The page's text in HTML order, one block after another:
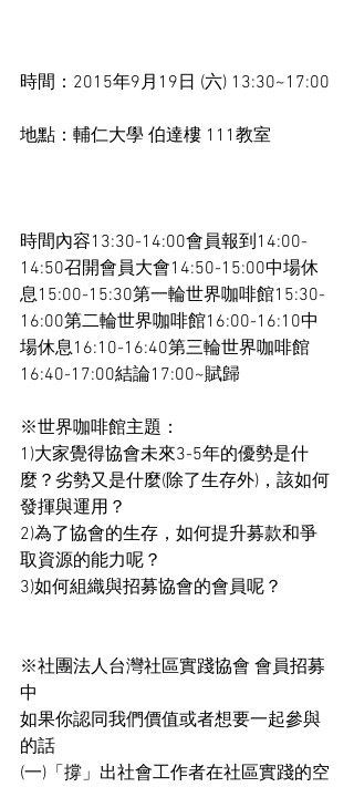
時間：2015年9月19日 (六) 13:30~17:00
地點：輔仁大學 伯達樓 111教室
時間內容13:30-14:00會員報到14:00-
14:50召開會員大會14:50-15:00中場休
息15:00-15:30第一輪世界咖啡館15:30-
16:00第二輪世界咖啡館16:00-16:10中
場休息16:10-16:40第三輪世界咖啡館
16:40-17:00結論17:00~賦歸
※世界咖啡館主題：
1)大家覺得協會未來3-5年的優勢是什
麼？劣勢又是什麼(除了生存外)，該如何
發揮與運用？
2)為了協會的生存，如何提升募款和爭
取資源的能力呢？
3)如何組織與招募協會的會員呢？
※社團法人台灣社區實踐協會 會員招募
中
如果你認同我們價值或者想要一起參與
的話
(一)「撐」出社會工作者在社區實踐的空